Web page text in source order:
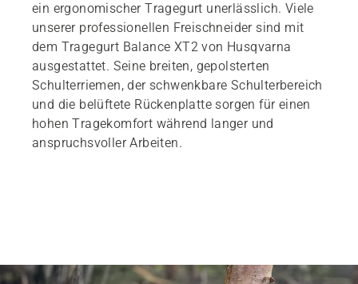
ein ergonomischer Tragegurt unerlässlich. Viele
unserer professionellen Freischneider sind mit
dem Tragegurt Balance XT2 von Husqvarna
ausgestattet. Seine breiten, gepolsterten
Schulterriemen, der schwenkbare Schulterbereich
und die belüftete Rückenplatte sorgen für einen
hohen Tragekomfort während langer und
anspruchsvoller Arbeiten.